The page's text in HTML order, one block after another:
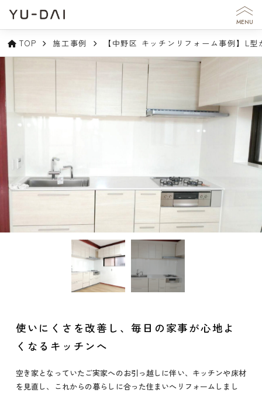
MENU
TOP 施工事例 【中野区 キッチンリフォーム事例】L
使いにくさを改善し、毎日の家事が心地よ
くなるキッチンへ
空き家となっていたご実家へのお引っ越しに伴い、キッチンや床材
を見直し、これからの暮らしに合った住まいへリフォームしまし